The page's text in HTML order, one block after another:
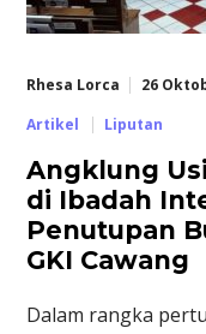
Rhesa Lorca
26
Artikel
Liputan
Angklung
di Ibadah
Penutupan
GKI Cawang
Dalam rangka